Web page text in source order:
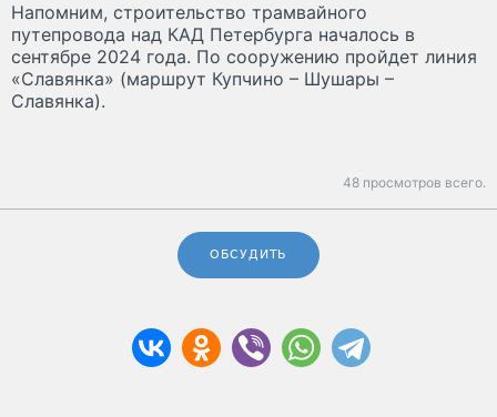
Напомним, строительство трамвайного
путепровода над КАД Петербурга началось в
сентябре 2024 года. По сооружению пройдет линия
«Славянка» (маршрут Купчино – Шушары –
Славянка).
48 просмотров всего.
ОБСУДИТЬ